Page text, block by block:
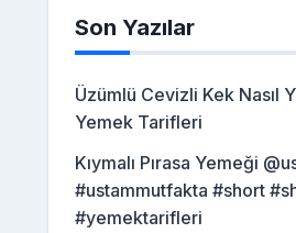
Son Yazılar
Üzümlü Cevizli Kek Nasıl
Yemek Tarifleri
Kıymalı Pırasa Yemeği
#ustammutfakta #short
#yemektarifleri